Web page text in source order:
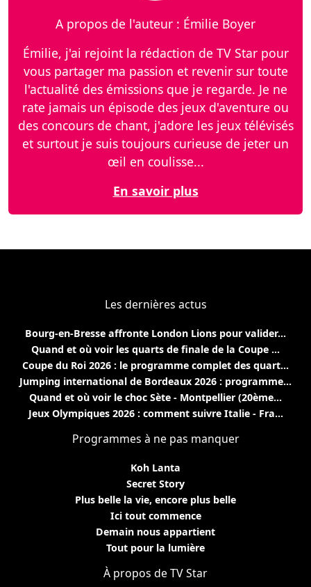
A propos de l'auteur : Émilie Boyer
Émilie, j'ai rejoint la rédaction de TV Star pour
vous partager ma passion et revenir sur toute
l'actualité des émissions que je regarde. Je ne
rate jamais un épisode des jeux d'aventure ou
des concours de chant, j'adore les jeux télévisés
et surtout je suis toujours curieuse de jeter un
œil en coulisse...
En savoir plus
Les dernières actus
Bourg-en-Bresse affronte London Lions pour valider...
Quand et où voir les quarts de finale de la Coupe ...
Coupe du Roi 2026 : le programme complet des quart...
Jumping international de Bordeaux 2026 : programme...
Quand et où voir le choc Sète - Montpellier (20ème...
Jeux Olympiques 2026 : comment suivre Italie - Fra...
Programmes à ne pas manquer
Koh Lanta
Secret Story
Plus belle la vie, encore plus belle
Ici tout commence
Demain nous appartient
Tout pour la lumière
À propos de TV Star